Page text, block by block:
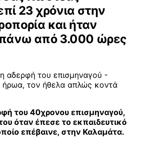
23 χρόνια στην
και ήταν
πάνω από 3.000 ώρες
του 40χρονου επισμηναγού,
όταν έπεσε το εκπαιδευτικό
επέβαινε, στην Καλαμάτα.